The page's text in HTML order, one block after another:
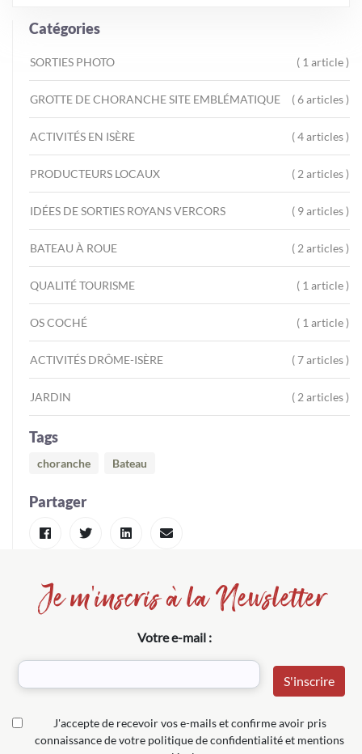
Catégories
SORTIES PHOTO ( 1 article )
GROTTE DE CHORANCHE SITE EMBLÉMATIQUE ( 6 articles )
ACTIVITÉS EN ISÈRE ( 4 articles )
PRODUCTEURS LOCAUX ( 2 articles )
IDÉES DE SORTIES ROYANS VERCORS ( 9 articles )
BATEAU À ROUE ( 2 articles )
QUALITÉ TOURISME ( 1 article )
OS COCHÉ ( 1 article )
ACTIVITÉS DRÔME-ISÈRE ( 7 articles )
JARDIN ( 2 articles )
Tags
choranche Bateau
Partager
Je m'inscris à la Newsletter
Votre e-mail :
J'accepte de recevoir vos e-mails et confirme avoir pris
connaissance de votre politique de confidentialité et mentions